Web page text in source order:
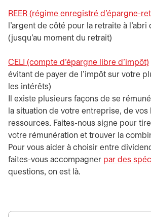
REER (régime enregistré d’épargne-
l’argent de côté pour la retraite à l’abri
(jusqu’au moment du retrait)
CELI (compte d’épargne libre d’impôt)
évitant de payer de l’impôt sur votre
les intérêts)
Il existe plusieurs façons de se
la situation de votre entreprise, de
ressources. Faites-nous signe pour
votre rémunération et trouver la
Pour vous aider à choisir entre
faites-vous accompagner par des
questions, on est là.